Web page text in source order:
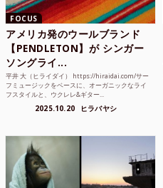
FOCUS
アメリカ発のウールブランド
【PENDLETON】が シンガー
ソングライ...
平井 大（ヒライダイ） https://hiraidai.com/サー
フミュージックをベースに、オーガニックなライ
フスタイルと、ウクレレ&ギター...
2025.10.20 ヒラバヤシ